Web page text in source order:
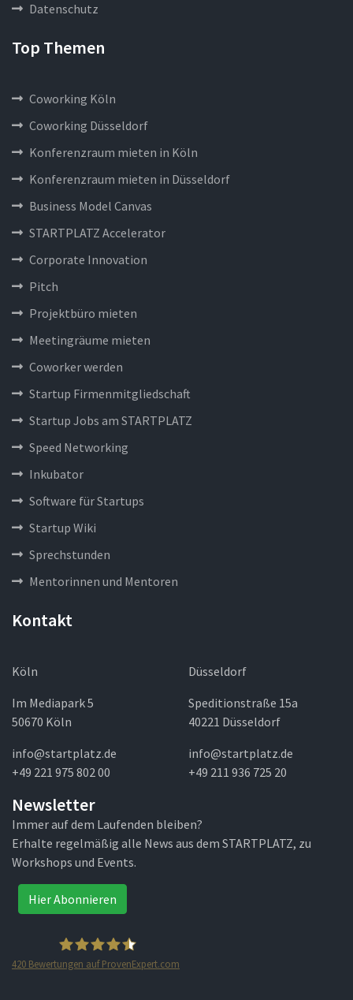
Datenschutz
Top Themen
Coworking Köln
Coworking Düsseldorf
Konferenzraum mieten in Köln
Konferenzraum mieten in Düsseldorf
Business Model Canvas
STARTPLATZ Accelerator
Corporate Innovation
Pitch
Projektbüro mieten
Meetingräume mieten
Coworker werden
Startup Firmenmitgliedschaft
Startup Jobs am STARTPLATZ
Speed Networking
Inkubator
Software für Startups
Startup Wiki
Sprechstunden
Mentorinnen und Mentoren
Kontakt
Köln
Im Mediapark 5
50670 Köln
info@startplatz.de
+49 221 975 802 00
Düsseldorf
Speditionstraße 15a
40221 Düsseldorf
info@startplatz.de
+49 211 936 725 20
Newsletter
Immer auf dem Laufenden bleiben?
Erhalte regelmäßig alle News aus dem STARTPLATZ, zu
Workshops und Events.
Hier Abonnieren
420 Bewertungen auf ProvenExpert.com